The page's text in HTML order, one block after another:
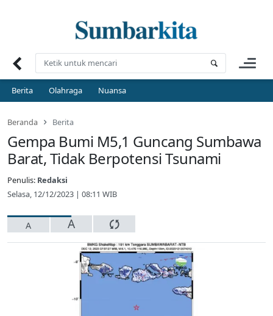
Berita Olahraga Nuansa
Beranda Berita
Gempa Bumi M5,1 Guncang Sumbawa
Barat, Tidak Berpotensi Tsunami
Penulis: Redaksi
Selasa, 12/12/2023 | 08:11 WIB
A A